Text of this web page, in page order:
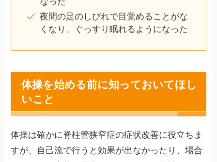
夜間の足のしびれで目覚めることがな
くなり、ぐっすり眠れるようになった
体操を始める前に知っておいてほし
いこと
体操は確かに脊柱管狭窄症の症状改善に役立ちま
すが、自己流で行うと効果が出なかったり、場合